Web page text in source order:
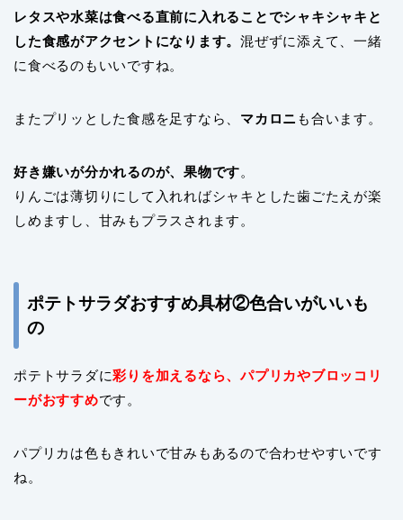
レタスや水菜は食べる直前に入れることでシャキシャキと
した食感がアクセントになります。混ぜずに添えて、一緒
に食べるのもいいですね。
また プリッとした食感を足すなら、 マカロニ も合います。
好き嫌いが分かれるのが、果物です。
りんごは薄切りにして入れればシャキとした歯ごたえが楽
しめますし、甘みもプラスされます。
ポテトサラダおすすめ具材②色合いがいいも
の
ポテトサラダに彩りを加えるなら、パプリカやブロッコリ
ーがおすすめです。
パプリカは色もきれいで甘みもあるので合わせやすいです
ね。